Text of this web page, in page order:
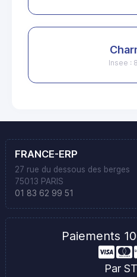
Insee :
FRANCE-ERP
27 rue du dessous des berges
75013 PARIS
01 83 62 99 51
Paiements
Par